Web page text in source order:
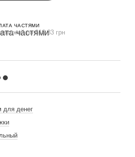
ЧАСТЯМИ
по 616.33 грн
для денег